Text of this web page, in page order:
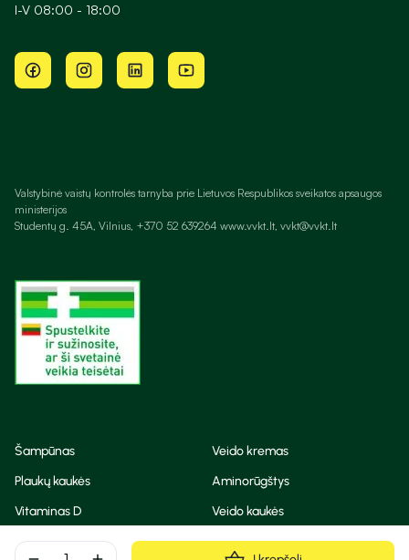
I-V 08:00 - 18:00
Valstybinė vaistų kontrolės tarnyba prie Lietuvos Respublikos sveikatos apsaugos
ministerijos
Studentų g. 45A, Vilnius, +370 52 639264 www.vvkt.lt, vvkt@vvkt.lt
Šampūnas
Veido kremas
Plaukų kaukės
Aminorūgštys
Vitaminas D
Veido kaukės
Korėjietiška kosmetika
Eteriniai aliejai